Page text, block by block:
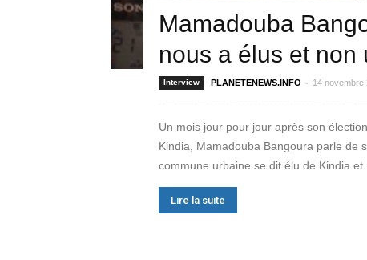
Mamadouba
nous a élus et non
Interview PLANETENEWS.INFO - 14 novembre
Un mois jour pour jour après son
Kindia, Mamadouba Bangoura parle de
commune urbaine se dit élu de Kindia et...
Lire la suite